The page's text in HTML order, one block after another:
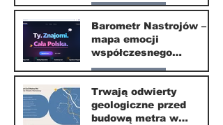
odzyskać dzieciństwo
Nasze miasto
30 mar
Barometr Nastrojów –
mapa emocji
współczesnego
społeczeństwa
Nasze miasto
30 mar
Trwają odwierty
geologiczne przed
budową metra w